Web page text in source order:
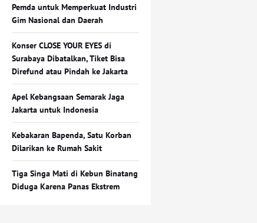
Pemda untuk Memperkuat Industri
Gim Nasional dan Daerah
Konser CLOSE YOUR EYES di
Surabaya Dibatalkan, Tiket Bisa
Direfund atau Pindah ke Jakarta
Apel Kebangsaan Semarak Jaga
Jakarta untuk Indonesia
Kebakaran Bapenda, Satu Korban
Dilarikan ke Rumah Sakit
Tiga Singa Mati di Kebun Binatang
Diduga Karena Panas Ekstrem